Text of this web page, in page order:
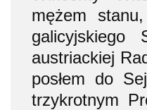
mężem
galicyjskiego
austriackiej
posłem do
trzykrotnym